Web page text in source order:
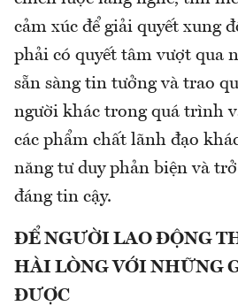
cảm xúc để giải quyết xung
phải có quyết tâm vượt qua
sẵn sàng tin tưởng và trao
người khác trong quá trình
các phẩm chất lãnh đạo
năng tư duy phản biện và
đáng tin cậy.
ĐỂ NGƯỜI LAO ĐỘNG
HÀI LÒNG VỚI NHỮNG
ĐƯỢC